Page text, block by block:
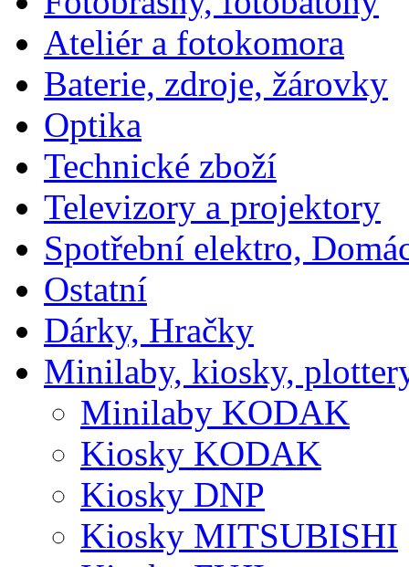
Ateliér a fotokomora
Baterie, zdroje, žárovky
Optika
Technické zboží
Televizory a projektory
Spotřební elektro,
Ostatní
Dárky, Hračky
Minilaby, kiosky,
Minilaby KODAK
Kiosky KODAK
Kiosky DNP
Kiosky MITSUBISHI